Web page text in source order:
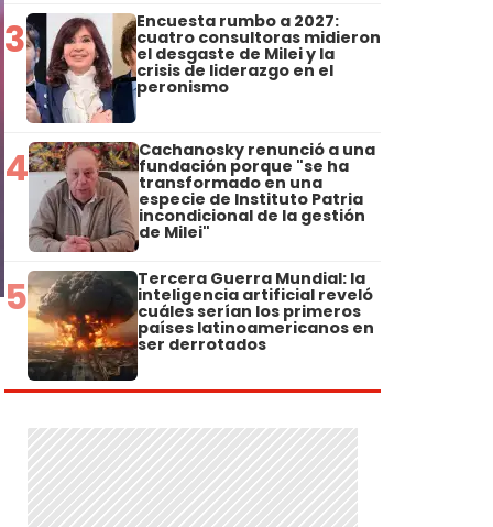
3 Encuesta rumbo a 2027:
cuatro consultoras midieron
el desgaste de Milei y la
crisis de liderazgo en el
peronismo
4 Cachanosky renunció a una
fundación porque "se ha
transformado en una
especie de Instituto Patria
incondicional de la gestión
de Milei"
5 Tercera Guerra Mundial: la
inteligencia artificial reveló
cuáles serían los primeros
países latinoamericanos en
ser derrotados